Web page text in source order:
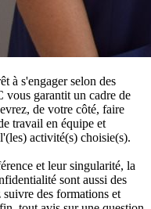
à s'engager selon des
vous garantit un cadre de
de votre côté, faire
travail en équipe et
activité(s) choisie(s).
et leur singularité, la
sont aussi des
des formations et